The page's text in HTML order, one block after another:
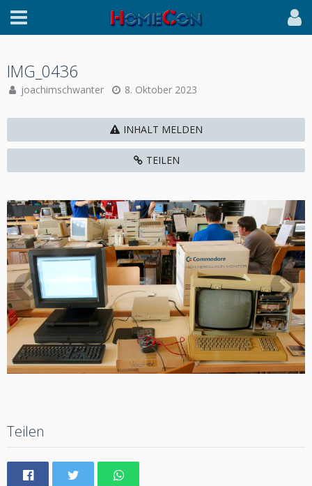
IMG_0436
joachimschwanter 8. Oktober 2023
INHALT MELDEN
TEILEN
Teilen